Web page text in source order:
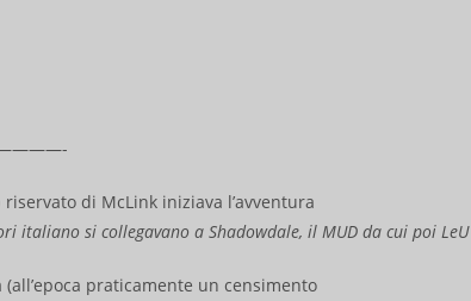
di McLink iniziava l’avventura
italiano si collegavano a Shadowdale, il MUD da cui poi LeU
praticamente un censimento